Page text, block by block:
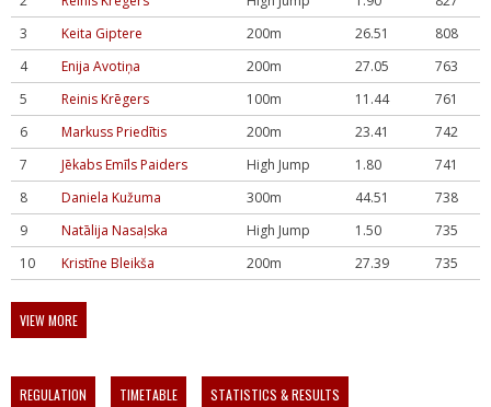
3
Keita Giptere 200m 26.51
808
4
Enija Avotiņa 200m 27.05
763
5
Reinis Krēgers 100m 11.44
761
6
Markuss Priedītis 200m 23.41
742
7
Jēkabs Emīls Paiders High Jump 1.80
741
8
Daniela Kužuma 300m 44.51
738
9
Natālija Nasaļska High Jump 1.50
735
10
Kristīne Bleikša 200m 27.39 735
VIEW MORE
REGULATION TIMETABLE STATISTICS & RESULTS